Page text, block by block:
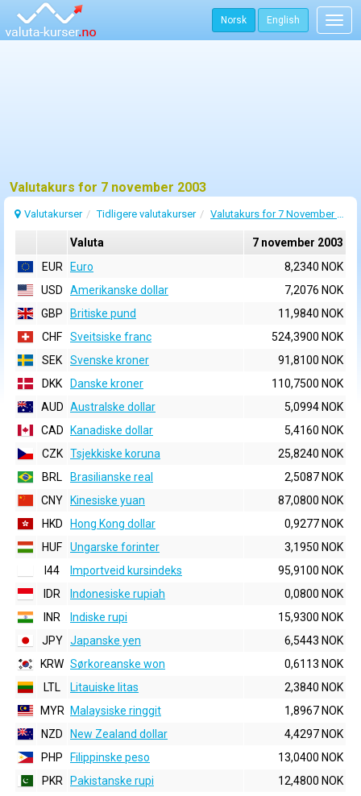
Norsk English
Valutakurs for 7 november 2003
Valutakurser Tidligere valutakurser Valutakurs for 7 November 2003
Valuta
7 november 2003
EUR
Euro
8,2340 NOK
USD
Amerikanske dollar
7,2076 NOK
GBP
Britiske pund
11,9840 NOK
CHF
Sveitsiske franc
524,3900 NOK
SEK
Svenske kroner
91,8100 NOK
DKK
Danske kroner
110,7500 NOK
AUD Australske dollar
5,0994 NOK
CAD
Kanadiske dollar
5,4160 NOK
CZK Tsjekkiske koruna
25,8240 NOK
BRL
Brasilianske real
2,5087 NOK
CNY
Kinesiske yuan
87,0800 NOK
HKD
Hong Kong dollar
0,9277 NOK
HUF
Ungarske forinter
3,1950 NOK
I44
Importveid kursindeks
95,9100 NOK
IDR
Indonesiske rupiah
0,0800 NOK
INR
Indiske rupi
15,9300 NOK
JPY Japanske yen
6,5443 NOK
KRW Sørkoreanske won
0,6113 NOK
LTL
Litauiske litas
2,3840 NOK
MYR
Malaysiske ringgit
1,8967 NOK
NZD
New Zealand dollar
4,4297 NOK
PHP
Filippinske peso
13,0400 NOK
PKR
Pakistanske rupi
12,4800 NOK